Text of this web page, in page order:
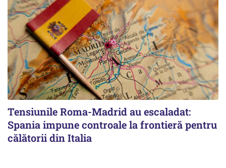
Tensiunile Roma-Madrid au escaladat:
Spania impune controale la frontieră pentru
călătorii din Italia